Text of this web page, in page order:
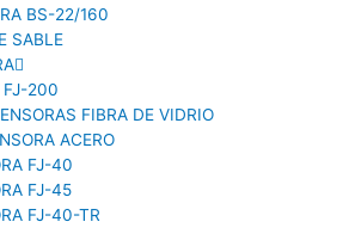
BS-22/160
SABLE
FJ-200
FIBRA DE VIDRIO
ACERO
FJ-40
FJ-45
FJ-40-TR